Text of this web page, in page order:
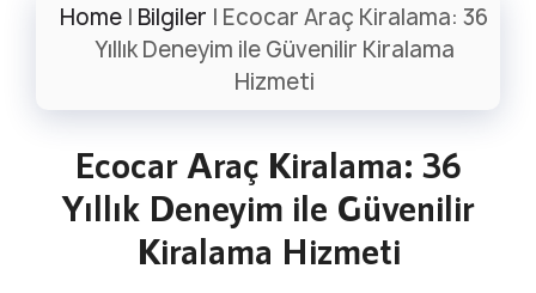
Home | Bilgiler | Ecocar Araç Kiralama: 36
Yıllık Deneyim ile Güvenilir Kiralama
Hizmeti
Ecocar Araç Kiralama: 36
Yıllık Deneyim ile Güvenilir
Kiralama Hizmeti